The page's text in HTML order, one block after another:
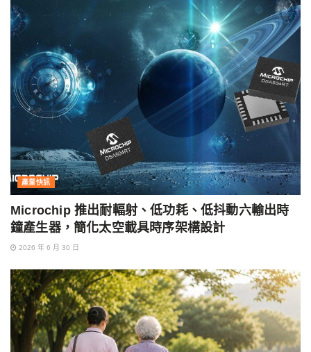
產業快訊
Microchip 推出耐輻射、低功耗、低抖動六輸出時
鐘產生器，簡化太空載具時序架構設計
2026 年 6 月 30 日